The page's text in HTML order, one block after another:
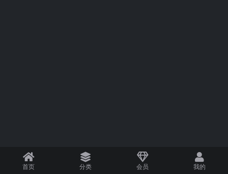
首页 分类 会员 我的